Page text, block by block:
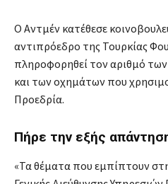
Ο Αντμέν κατέθεσε
αντιπρόεδρο της Τουρκίας
πληροφορηθεί τον αριθμό
και των οχημάτων που
Προεδρία.
Πήρε την εξής
«Τα θέματα που εμπίπτουν